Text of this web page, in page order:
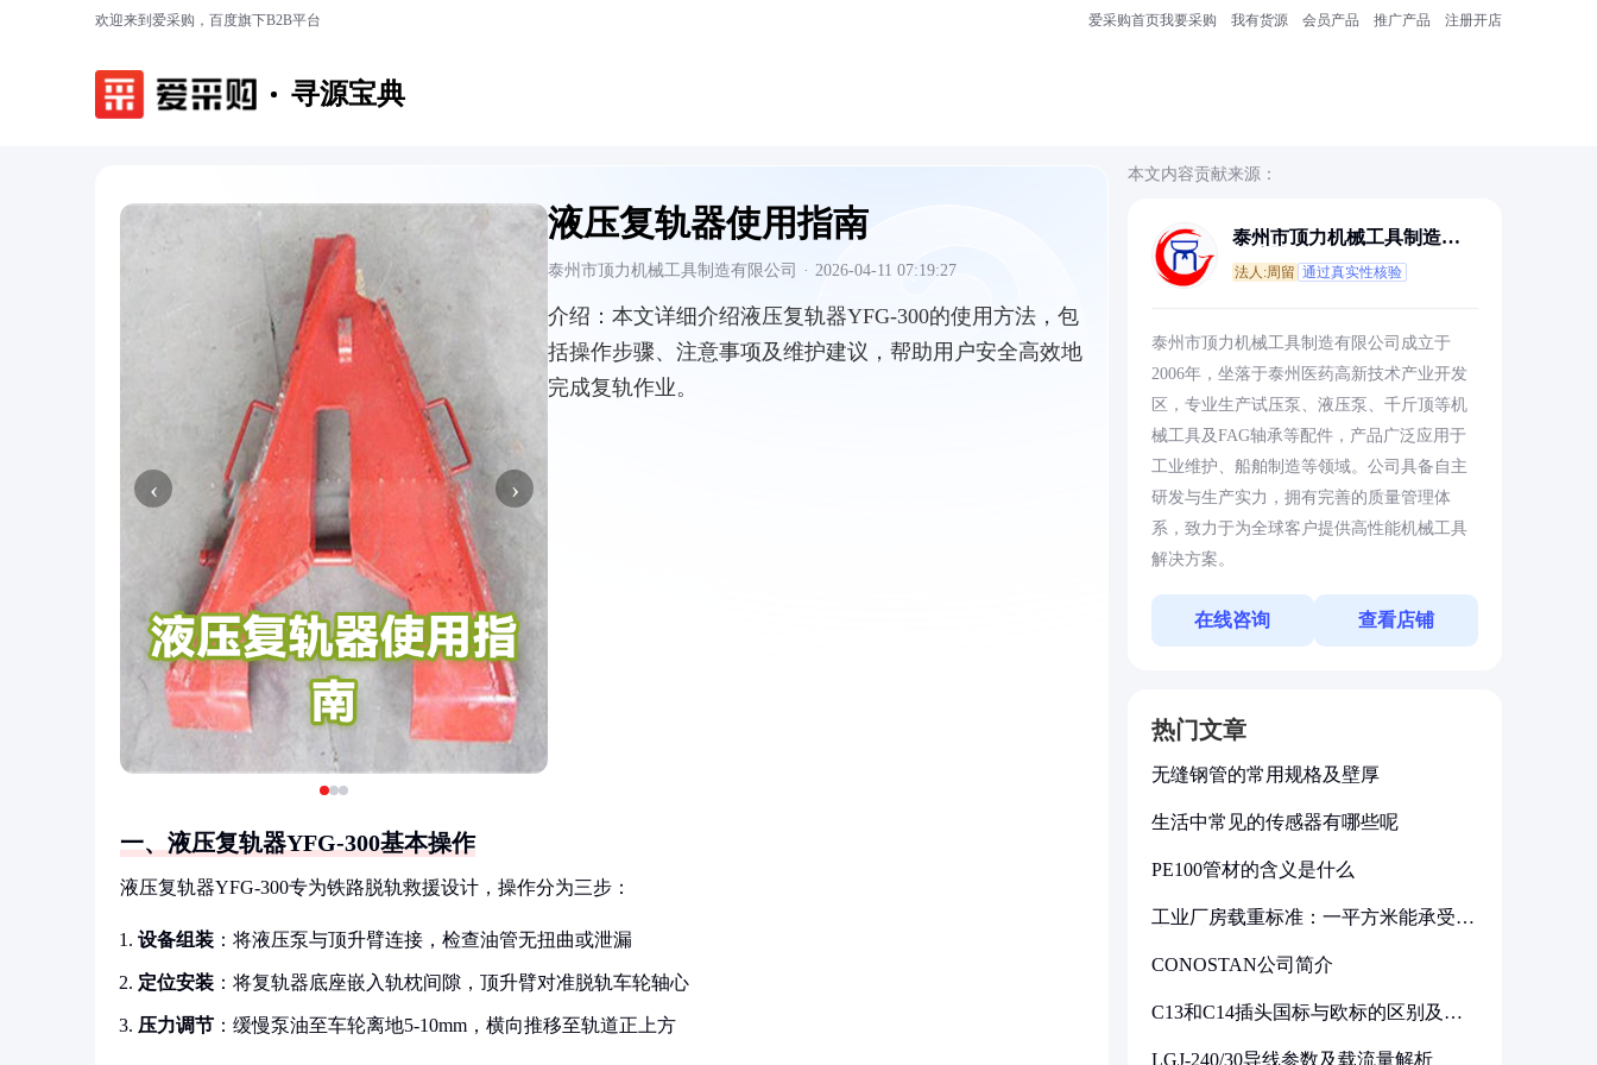
欢迎来到爱采购，百度旗下B2B平台 爱采购首页我要采购 我有货源 会员产品 推广产品 注册开店
寻源宝典
‹ ›
液压复轨器使用指南
泰州市顶力机械工具制造有限公司 · 2026-04-11 07:19:27
介绍： 本文详细介绍液压复轨器YFG-300的使用方法，包
括操作步骤、注意事项及维护建议，帮助用户安全高效地
完成复轨作业。
一、液压复轨器YFG-300基本操作
液压复轨器YFG-300专为铁路脱轨救援设计，操作分为三步：
设备组装 ：将液压泵与顶升臂连接，检查油管无扭曲或泄漏
定位安装 ：将复轨器底座嵌入轨枕间隙，顶升臂对准脱轨车轮轴心
压力调节 ：缓慢泵油至车轮离地5-10mm，横向推移至轨道正上方
本文内容贡献来源：
泰州市顶力机械工具制造有
法人:周留 通过真实性核验
泰州市顶力机械工具制造有限公司成立于
2006年，坐落于泰州医药高新技术产业开发
区，专业生产试压泵、液压泵、千斤顶等机
械工具及FAG轴承等配件，产品广泛应用于
工业维护、船舶制造等领域。公司具备自主
研发与生产实力，拥有完善的质量管理体
系，致力于为全球客户提供高性能机械工具
解决方案。
在线咨询 查看店铺
热门文章
无缝钢管的常用规格及壁厚
生活中常见的传感器有哪些呢
PE100管材的含义是什么
工业厂房载重标准：一平方米能承受多
CONOSTAN公司简介
C13和C14插头国标与欧标的区别及其
LGJ-240/30导线参数及载流量解析